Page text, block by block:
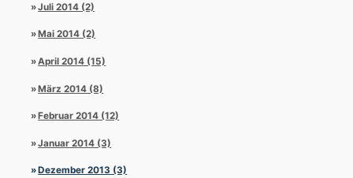
Juli 2014 (2)
Mai 2014 (2)
April 2014 (15)
März 2014 (8)
Februar 2014 (12)
Januar 2014 (3)
Dezember 2013 (3)